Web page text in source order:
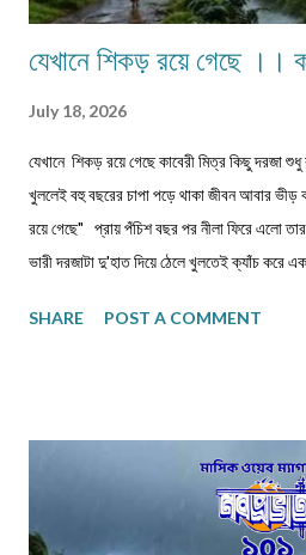
যেখানে শিকড় রয়ে গেছে ।।
July 18, 2026
যেখানে শিকড় রয়ে গেছে কাবেরী মিত্র কিছু দরজা
খুললেই বহু বছরের চাপা পড়ে থাকা জীবন আবার ভীড়
রয়ে গেছে" প্রায় পঁচিশ বছর পর নীলা ফিরে এলো
ভারী দরজাটা দু'হাত দিয়ে ঠেলে খুলতেই ক্যাঁচ করে
থমকে দাঁড়িয়ে আছে। আজও একইভাবে দাঁড়িয়ে আছে
—দুই বোনকেই ফুল তুলতে হবে। দেখতে দেখতে
বীরেন্দ্রকৃষ্ণ ভদ্রের কণ্ঠে চণ্ডীপাঠ শুরু হতেই সারা
উঠত। সেই দিন থেকেই শুরু হয়ে যেত মা, কাকিমা
SHARE POST A COMMENT